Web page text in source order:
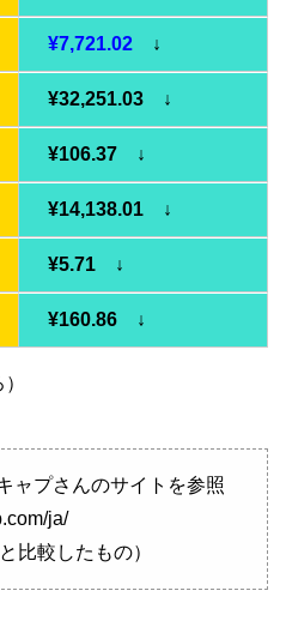
¥7,721.02 ↓
¥32,251.03 ↓
¥106.37 ↓
¥14,138.01 ↓
¥5.71 ↓
¥160.86 ↓
ャプさんのサイトを参照
ja/
比較したもの）